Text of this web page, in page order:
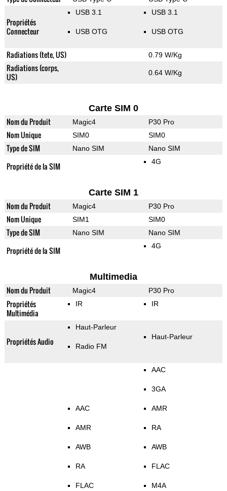
Propriétés
Connecteur
USB 3.1
USB OTG
USB 3.1
USB OTG
Radiations (tete, US) 0.79 W/Kg
Radiations (corps,
US)
0.64 W/Kg
Carte SIM 0
Nom du Produit Magic4 P30 Pro
Nom Unique SIM0 SIM0
Type de SIM Nano SIM Nano SIM
Propriété de la SIM 4G
Carte SIM 1
Nom du Produit Magic4 P30 Pro
Nom Unique SIM1 SIM0
Type de SIM Nano SIM Nano SIM
Propriété de la SIM 4G
Multimedia
Nom du Produit Magic4 P30 Pro
Propriétés
Multimédia
IR IR
Propriétés Audio
Haut-Parleur
Radio FM
Haut-Parleur
AAC
AMR
AWB
RA
FLAC
AAC
3GA
AMR
RA
AWB
FLAC
M4A